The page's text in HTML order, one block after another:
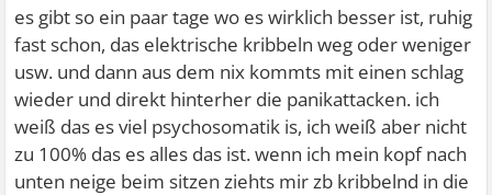
es gibt so ein paar tage wo es wirklich besser ist, ruhig
fast schon, das elektrische kribbeln weg oder weniger
usw. und dann aus dem nix kommts mit einen schlag
wieder und direkt hinterher die panikattacken. ich
weiß das es viel psychosomatik is, ich weiß aber nicht
zu 100% das es alles das ist. wenn ich mein kopf nach
unten neige beim sitzen ziehts mir zb kribbelnd in die